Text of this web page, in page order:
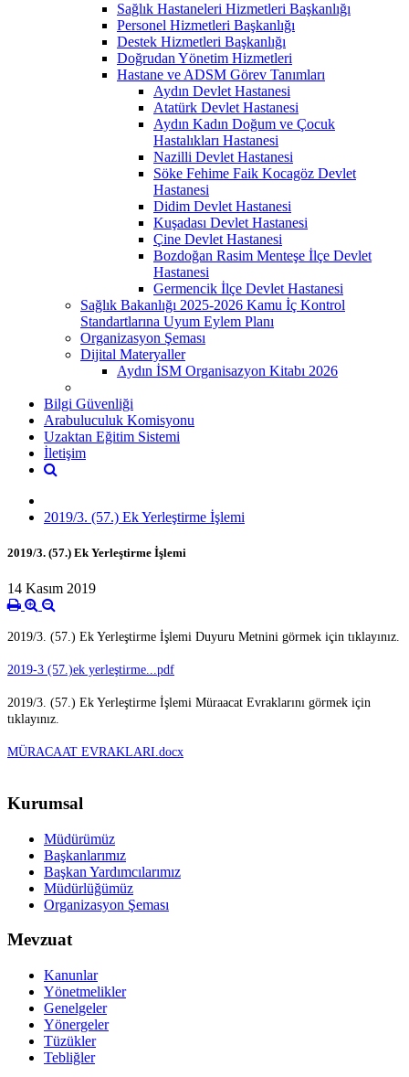
Sağlık Hastaneleri Hizmetleri Başkanlığı
Personel Hizmetleri Başkanlığı
Destek Hizmetleri Başkanlığı
Doğrudan Yönetim Hizmetleri
Hastane ve ADSM Görev Tanımları
Aydın Devlet Hastanesi
Atatürk Devlet Hastanesi
Aydın Kadın Doğum ve Çocuk
Hastalıkları Hastanesi
Nazilli Devlet Hastanesi
Söke Fehime Faik Kocagöz Devlet
Hastanesi
Didim Devlet Hastanesi
Kuşadası Devlet Hastanesi
Çine Devlet Hastanesi
Bozdoğan Rasim Menteşe İlçe Devlet
Hastanesi
Germencik İlçe Devlet Hastanesi
Sağlık Bakanlığı 2025-2026 Kamu İç Kontrol
Standartlarına Uyum Eylem Planı
Organizasyon Şeması
Dijital Materyaller
Aydın İSM Organisazyon Kitabı 2026
Bilgi Güvenliği
Arabuluculuk Komisyonu
Uzaktan Eğitim Sistemi
İletişim
2019/3. (57.) Ek Yerleştirme İşlemi
2019/3. (57.) Ek Yerleştirme İşlemi
14 Kasım 2019
2019/3. (57.) Ek Yerleştirme İşlemi Duyuru Metnini görmek için tıklayınız.
2019-3 (57.)ek yerleştirme...pdf
2019/3. (57.) Ek Yerleştirme İşlemi Müraacat Evraklarını görmek için
tıklayınız.
MÜRACAAT EVRAKLARI.docx
Kurumsal
Müdürümüz
Başkanlarımız
Başkan Yardımcılarımız
Müdürlüğümüz
Organizasyon Şeması
Mevzuat
Kanunlar
Yönetmelikler
Genelgeler
Yönergeler
Tüzükler
Tebliğler